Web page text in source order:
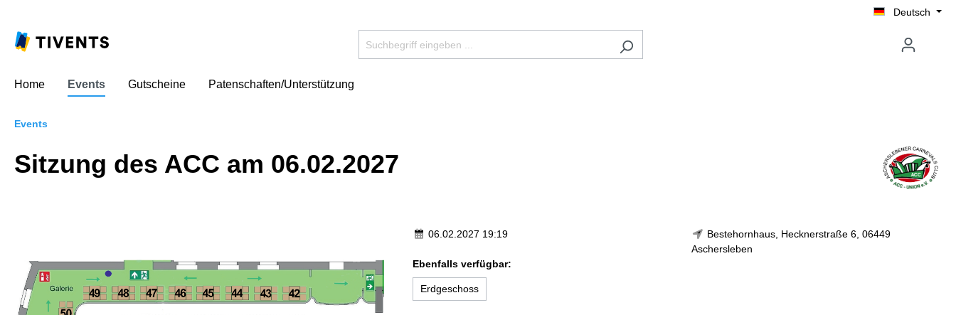
Deutsch
Home Events Gutscheine Patenschaften/Unterstützung
Events
Sitzung des ACC am 06.02.2027
06.02.2027 19:19
Bestehornhaus, Hecknerstraße 6, 06449
Aschersleben
Ebenfalls verfügbar:
Erdgeschoss